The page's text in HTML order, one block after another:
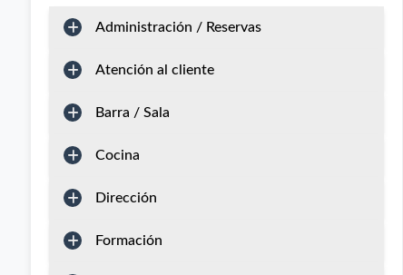
Administración / Reservas
Atención al cliente
Barra / Sala
Cocina
Dirección
Formación